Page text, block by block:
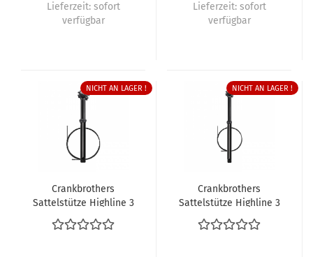
Lieferzeit: sofort
verfügbar
Lieferzeit: sofort
verfügbar
NICHT AN LAGER !
Crankbrothers
Sattelstütze Highline 3
NICHT AN LAGER !
Crankbrothers
Sattelstütze Highline 3